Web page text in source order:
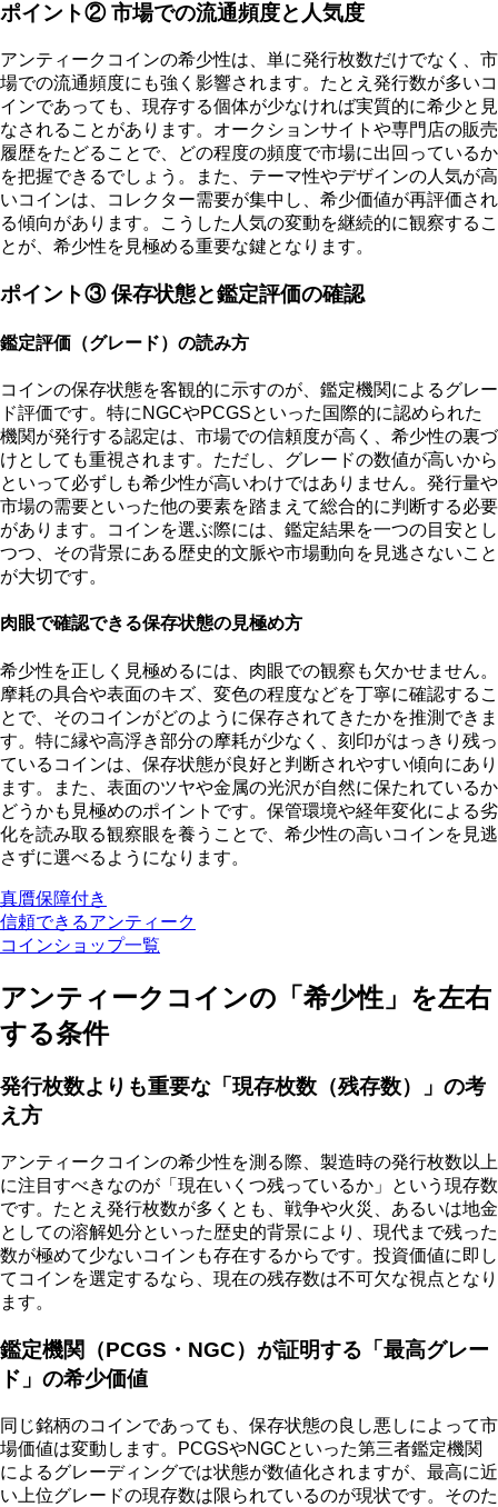
ポイント② 市場での流通頻度と人気度
アンティークコインの希少性は、単に発行枚数だけでなく、 市
場での流通頻度にも強く影響されます。たとえ発行数が多いコ
インであっても、現存する個体が少なければ実質的に希少と見
なされることがあります。オークションサイトや専門店の販売
履歴をたどることで、どの程度の頻度で市場に出回っているか
を把握できるでしょう。また、テーマ性やデザインの人気が高
いコインは、コレクター需要が集中し、希少価値が再評価され
る傾向があります。こうした人気の変動を継続的に観察するこ
とが、希少性を見極める重要な鍵となります。
ポイント③ 保存状態と鑑定評価の確認
鑑定評価（グレード）の読み方
コインの保存状態を客観的に示すのが、鑑定機関によるグレー
ド評価です。特にNGCやPCGSといった 国際的に認められた
機関が発行する認定は、市場での信頼度が高く、希少性の裏づ
けとしても重視されます。ただし、グレードの数値が高いから
といって必ずしも希少性が高いわけではありません。発行量や
市場の需要といった他の要素を踏まえて総合的に判断する必要
があります。コインを選ぶ際には、鑑定結果を一つの目安とし
つつ、その背景にある歴史的文脈や市場動向を見逃さないこと
が大切です。
肉眼で確認できる保存状態の見極め方
希少性を正しく見極めるには、肉眼での観察も欠かせません。
摩耗の具合や表面のキズ、変色の程度などを丁寧に確認するこ
とで、そのコインがどのように保存されてきたかを推測できま
す。特に縁や高浮き部分の摩耗が少なく、刻印がはっきり残っ
ているコインは、保存状態が良好と判断されやすい傾向にあり
ます。また、表面のツヤや金属の光沢が自然に保たれているか
どうかも見極めのポイントです。保管環境や経年変化による劣
化を読み取る観察眼を養うことで、希少性の高いコインを見逃
さずに選べるようになります。
真贋保障付き
信頼できるアンティーク
コインショップ一覧
アンティークコインの「希少性」を左右
する条件
発行枚数よりも重要な「現存枚数（残存数）」の考
え方
アンティークコインの希少性を測る際、製造時の発行枚数以上
に注目すべきなのが「現在いくつ残っているか」という現存数
です。たとえ発行枚数が多くとも、戦争や火災、あるいは地金
としての溶解処分といった歴史的背景により、現代まで残った
数が極めて少ないコインも存在するからです。投資価値に即し
てコインを選定するなら、現在の残存数は不可欠な視点となり
ます。
鑑定機関（PCGS・NGC）が証明する「最高グレー
ド」の希少価値
同じ銘柄のコインであっても、保存状態の良し悪しによって市
場価値は変動します。PCGSやNGCといった第三者鑑定機関
によるグレーディングでは状態が数値化されますが、最高に近
い上位グレードの現存数は限られているのが現状です。そのた